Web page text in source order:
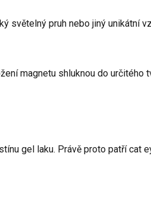
světelný pruh nebo jiný unikátní
magnetu shluknou do určitého
gel laku. Právě proto patří cat